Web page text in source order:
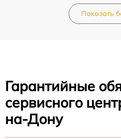
Показать
Гарантийные
сервисного
на-Дону